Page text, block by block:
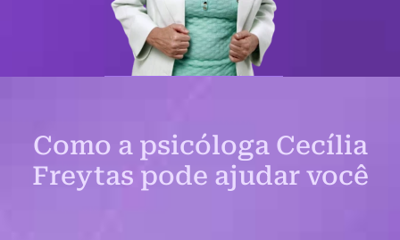
Como a psicóloga Cecília
Freytas pode ajudar você